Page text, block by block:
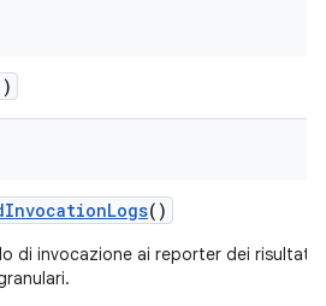
InvocationLogs()
di invocazione ai reporter dei risultati